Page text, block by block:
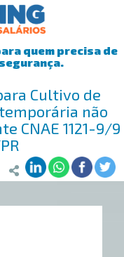
quem precisa de
Cultivo de
não
CNAE 1121-9/9
PR>Cultivo de outras